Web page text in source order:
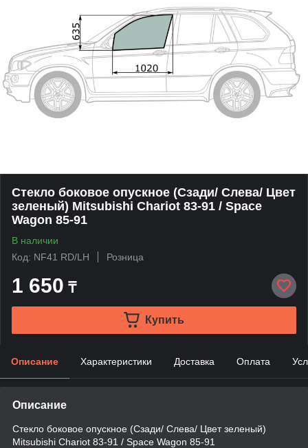
Стекло боковое опускное (Сзади/ Слева/ Цвет
зеленый) Mitsubishi Chariot 83-91 / Space
Wagon 85-91
В наличии
Код: NF41 RD/LH
Розница
1 650 ₸
Купить
Описание Характеристики Доставка Оплата
Описание
Стекло боковое опускное (Сзади/ Слева/ Цвет зеленый)
Mitsubishi Chariot 83-91 / Space Wagon 85-91